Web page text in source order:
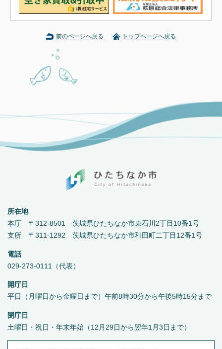
前のページへ戻る トップページへ戻る
所在地
本庁 〒312-8501 茨城県ひたちなか市東石川2丁目10番1号
支所 〒311-1292 茨城県ひたちなか市和田町二丁目12番1号
電話
029-273-0111（代表）
開庁日
平日（月曜日から金曜日まで）午前8時30分から午後5時15分まで
閉庁日
土曜日・祝日・年末年始（12月29日から翌年1月3日まで）